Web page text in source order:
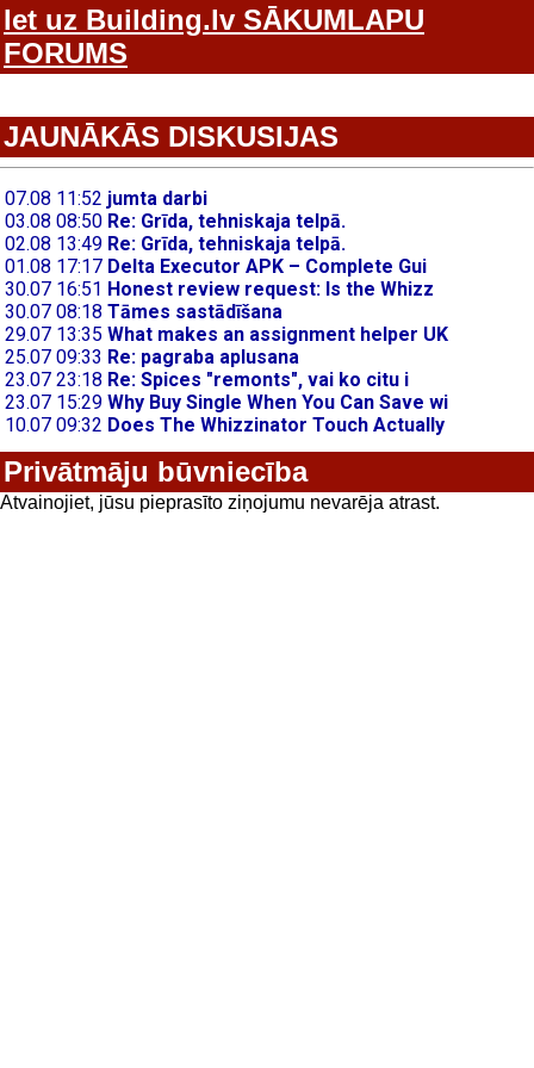
Iet uz Building.lv SĀKUMLAPU
FORUMS
JAUNĀKĀS DISKUSIJAS
Privātmāju būvniecība
Atvainojiet, jūsu pieprasīto ziņojumu nevarēja atrast.